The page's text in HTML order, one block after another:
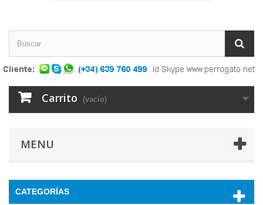
Carrito (vacío)
MENU
CATEGORÍAS